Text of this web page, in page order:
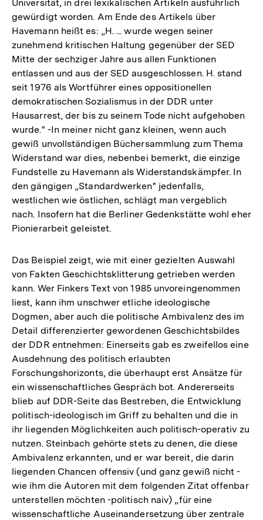
Universität, in drei lexikalischen Artikeln ausführlich
gewürdigt worden. Am Ende des Artikels über
Havemann heißt es: „H. ... wurde wegen seiner
zunehmend kritischen Haltung gegenüber der SED
Mitte der sechziger Jahre aus allen Funktionen
entlassen und aus der SED ausgeschlossen. H. stand
seit 1976 als Wortführer eines oppositionellen
demokratischen Sozialismus in der DDR unter
Hausarrest, der bis zu seinem Tode nicht aufgehoben
wurde." -In meiner nicht ganz kleinen, wenn auch
gewiß unvollständigen Büchersammlung zum Thema
Widerstand war dies, nebenbei bemerkt, die einzige
Fundstelle zu Havemann als Widerstandskämpfer. In
den gängigen „Standardwerken" jedenfalls,
westlichen wie östlichen, schlägt man vergeblich
nach. Insofern hat die Berliner Gedenkstätte wohl eher
Pionierarbeit geleistet.
Das Beispiel zeigt, wie mit einer gezielten Auswahl
von Fakten Geschichtsklitterung getrieben werden
kann. Wer Finkers Text von 1985 unvoreingenommen
liest, kann ihm unschwer etliche ideologische
Dogmen, aber auch die politische Ambivalenz des im
Detail differenzierter gewordenen Geschichtsbildes
der DDR entnehmen: Einerseits gab es zweifellos eine
Ausdehnung des politisch erlaubten
Forschungshorizonts, die überhaupt erst Ansätze für
ein wissenschaftliches Gespräch bot. Andererseits
blieb auf DDR-Seite das Bestreben, die Entwicklung
politisch-ideologisch im Griff zu behalten und die in
ihr liegenden Möglichkeiten auch politisch-operativ zu
nutzen. Steinbach gehörte stets zu denen, die diese
Ambivalenz erkannten, und er war bereit, die darin
liegenden Chancen offensiv (und ganz gewiß nicht -
wie ihm die Autoren mit dem folgenden Zitat offenbar
unterstellen möchten -politisch naiv) „für eine
wissenschaftliche Auseinandersetzung über zentrale